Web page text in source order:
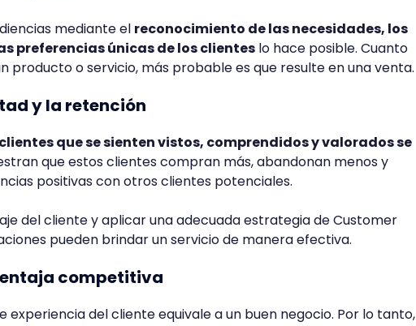
mediante el reconocimiento de las necesidades, los
preferencias únicas de los clientes lo hace posible. Cuanto
producto o servicio, más probable es que resulte en una venta.
y la retención
que se sienten vistos, comprendidos y valorados se
que estos clientes compran más, abandonan menos y
positivas con otros clientes potenciales.
del cliente y aplicar una adecuada estrategia de Customer
pueden brindar un servicio de manera efectiva.
competitiva
experiencia del cliente equivale a un buen negocio. Por lo tanto,